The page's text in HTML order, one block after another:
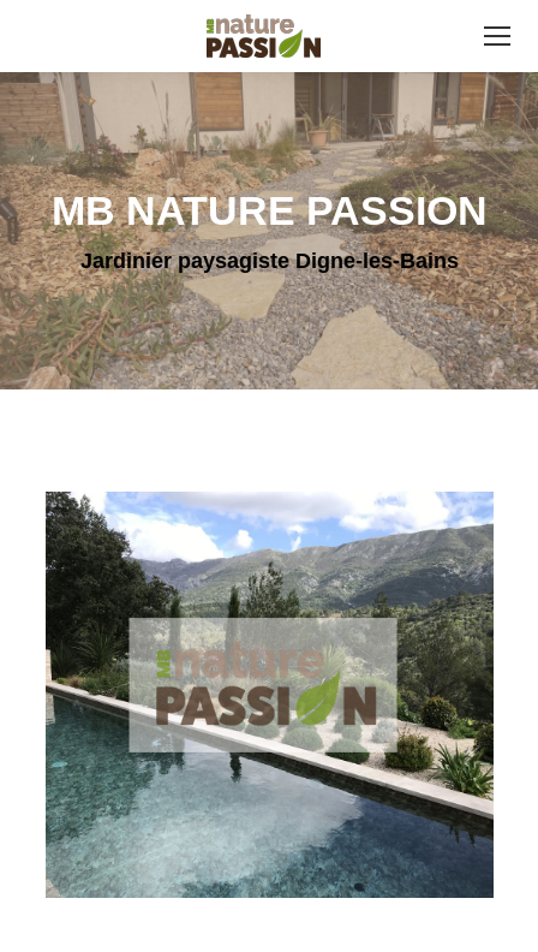
MB NATURE PASSION
Jardinier paysagiste Digne-les-Bains